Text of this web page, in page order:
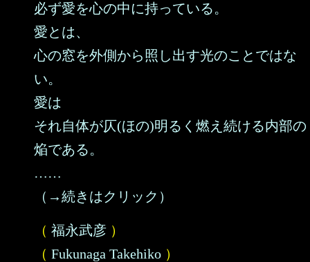
必ず愛を心の中に持っている。
愛とは、
心の窓を外側から照し出す光のことではな
い。
愛は
それ自体が仄(ほの)明るく燃え続ける内部の
焔である。
……
（→続きはクリック）
（ 福永武彦 ）
（ Fukunaga Takehiko ）